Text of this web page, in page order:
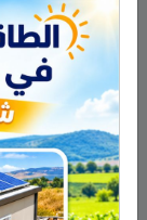
هل أصبح
استعمالها؟
سلمان أبو
نتخلص منها
طليع محمود